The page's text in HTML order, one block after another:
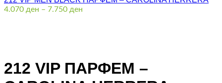
4.070 ден – 7.750 ден
212 VIP ПАРФЕМ –